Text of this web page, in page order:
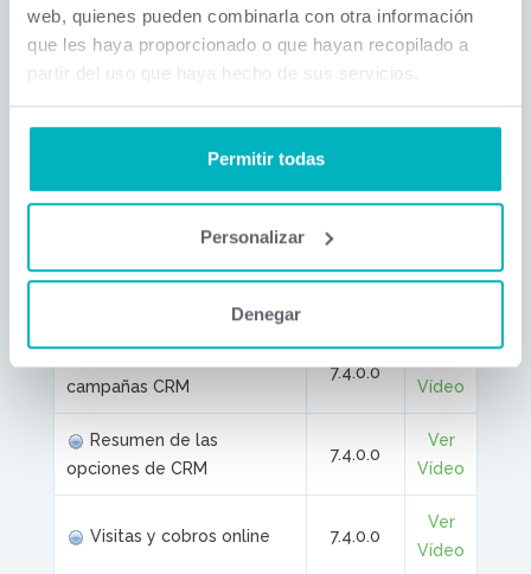
web, quienes pueden combinarla con otra información
que les haya proporcionado o que hayan recopilado a
partir del uso que haya hecho de sus servicios.
Permitir todas
Personalizar
Denegar
Recordatorio visitas
según privados/compañías
7.4.1.0
Delegación en
7.4.1.0
Ver
Especialidad en
7.4.1.0
Ver
Recodatorios masivos de
Ver
campañas CRM
7.4.0.0
Vídeo
Resumen de las
opciones de CRM
7.4.0.0
Ver
Vídeo
Visitas y cobros online 7.4.0.0
Ver
Vídeo